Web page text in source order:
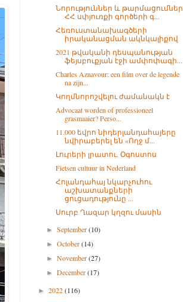
Նորություններ և թարմացումներ
ՀՀ սփյուռքի գործերի գ...
Հեռուստանախագծերի
իրականացման ակնկալիքով
2021 թվականի դեսպանության
ֆեյսբուքյան էջի ամփոփագի...
Charles Aznavour: een film over de legende
na zijn...
Կողմնորոշվելու ժամանակն է
Advocaat worden of professioneel
grasmaaier? Perso...
11.000 եվրո նիդերլանդահայերը
նվիրաբերել են «Ողջ մ...
Լուրերի լրատու. Օգոստոս
Fietsen cultuur in Nederland
Հոլանդահայ նկարչուհու
աշխատանքների
ցուցադությունը ...
Սուրբ Ղազար կղզու մասին
►September(10)
►October(14)
►November(27)
►December(17)
► 2022(116)